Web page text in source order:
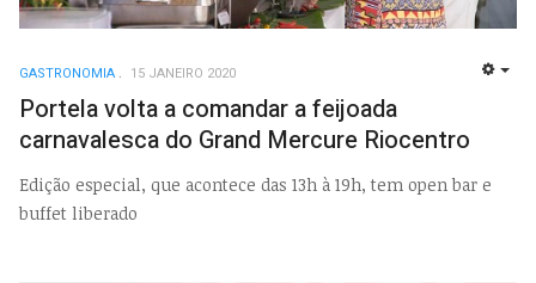
GASTRONOMIA 15 JANEIRO 2020
Portela volta a comandar a feijoada
carnavalesca do Grand Mercure Riocentro
Edição especial, que acontece das 13h à 19h, tem open bar e
buffet liberado